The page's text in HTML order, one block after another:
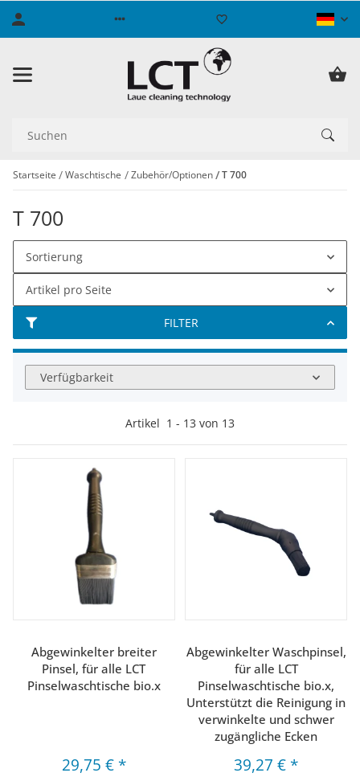
Startseite Waschtische Zubehör/Optionen T 700
T 700
FILTER
Sortierung
Artikel pro Seite
Verfügbarkeit
Artikel 1 - 13 von 13
Abgewinkelter breiter
Pinsel, für alle LCT
Pinselwaschtische bio.x
29,75 € *
Abgewinkelter Waschpinsel,
für alle LCT
Pinselwaschtische bio.x,
Unterstützt die Reinigung in
verwinkelte und schwer
zugängliche Ecken
39,27 € *